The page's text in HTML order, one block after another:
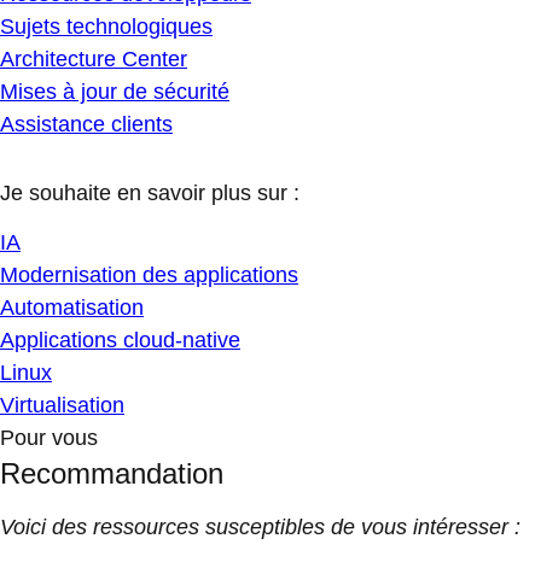
Sujets technologiques
Architecture Center
Mises à jour de sécurité
Assistance clients
Je souhaite en savoir plus sur :
IA
Modernisation des applications
Automatisation
Applications cloud-native
Linux
Virtualisation
Pour vous
Recommandation
Voici des ressources susceptibles de vous intéresser :